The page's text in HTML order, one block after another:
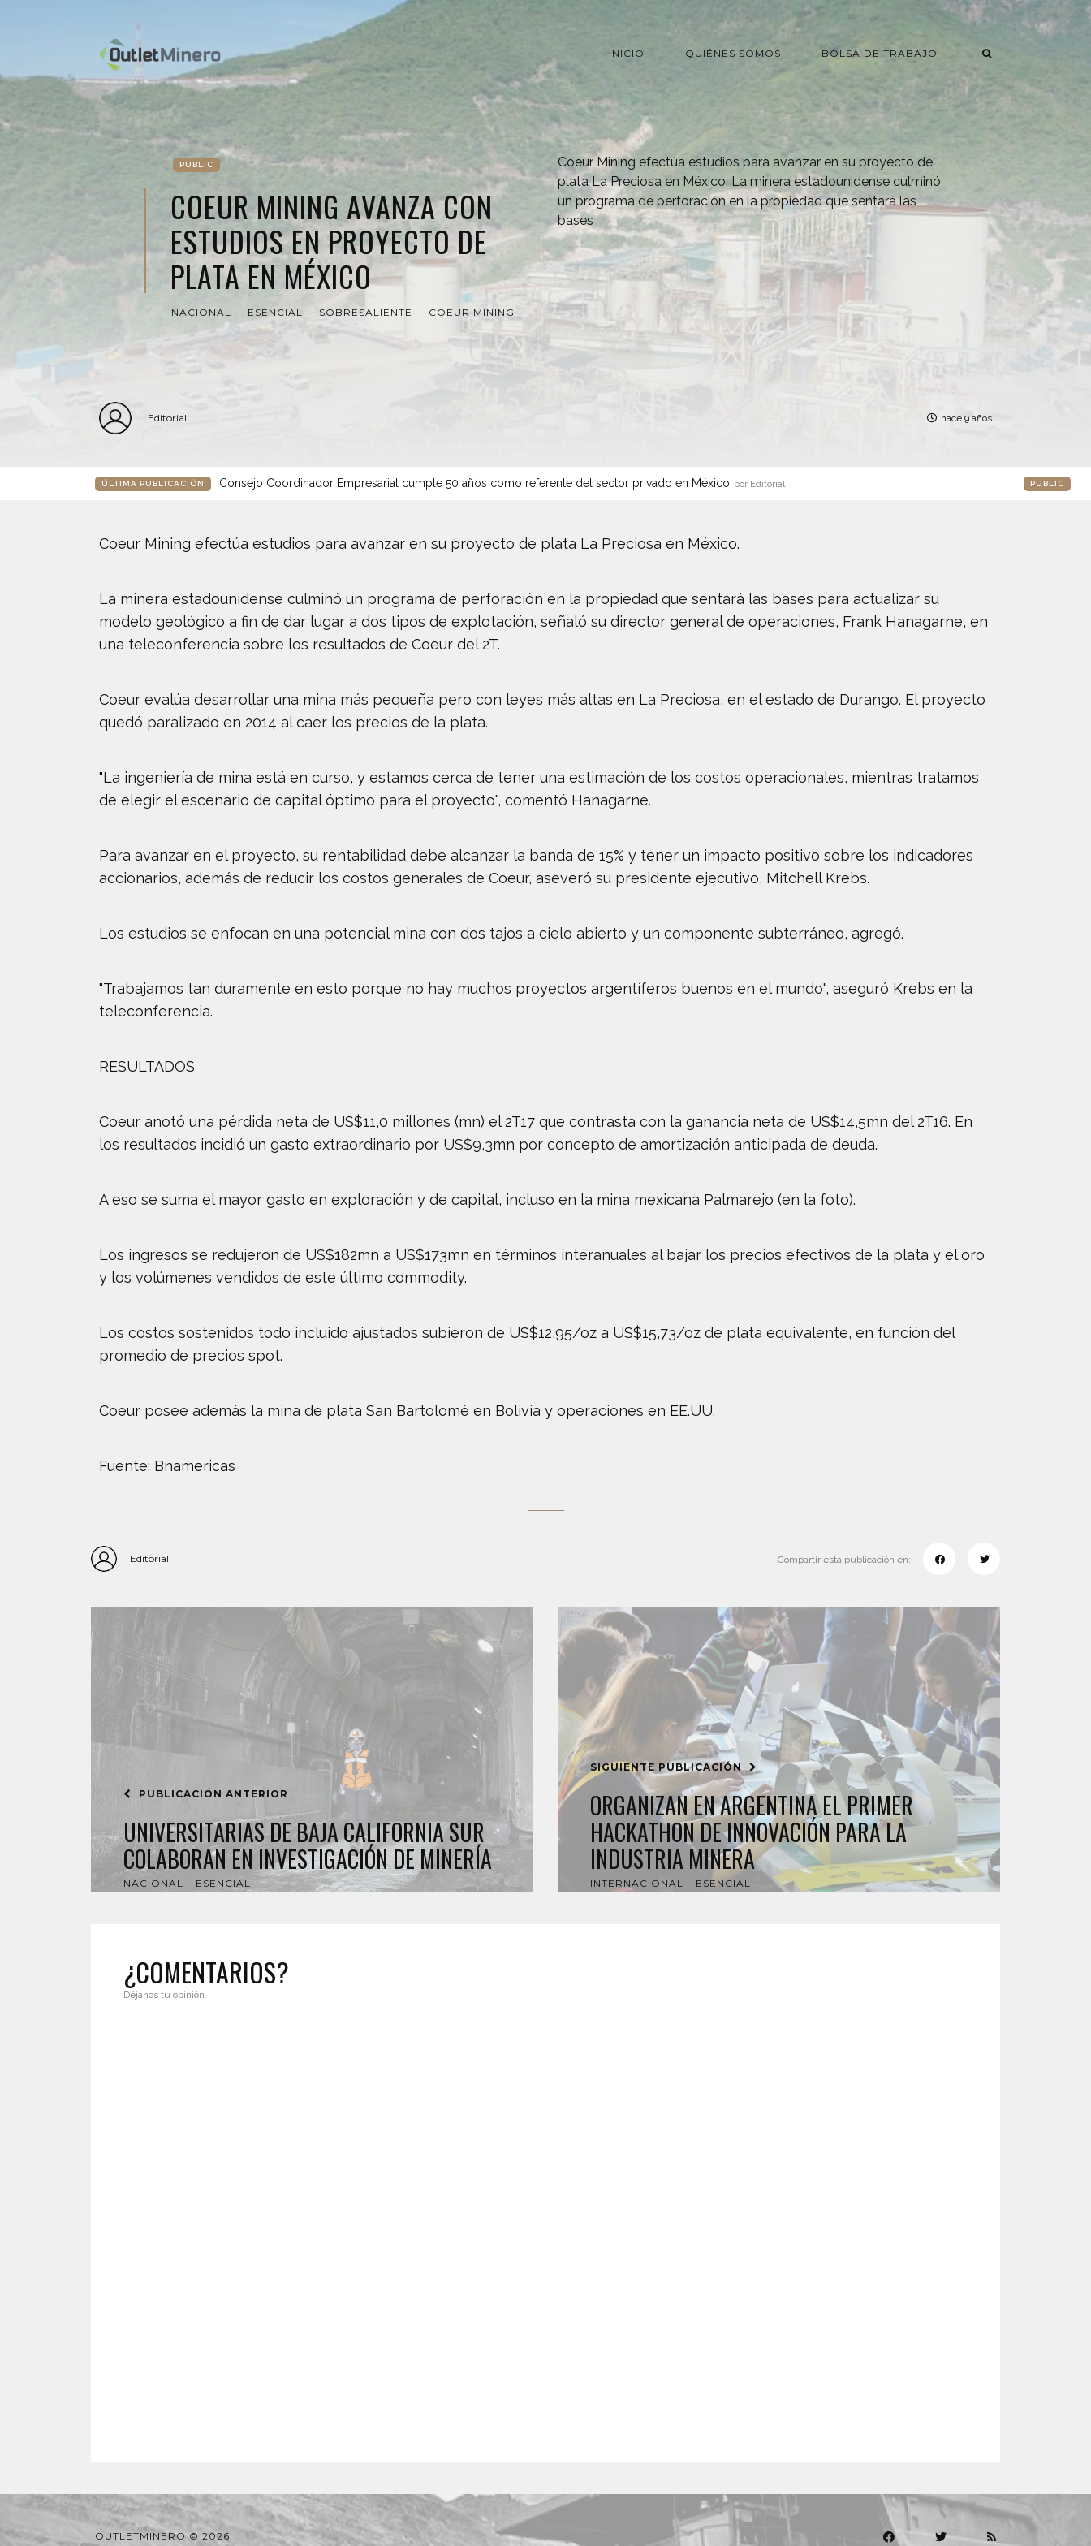
INICIO QUIÉNES SOMOS BOLSA DE TRABAJO
PUBLIC
COEUR MINING AVANZA CON
ESTUDIOS EN PROYECTO DE
PLATA EN MÉXICO
NACIONAL ESENCIAL SOBRESALIENTE COEUR MINING
Coeur Mining efectúa estudios para avanzar en su proyecto de
plata La Preciosa en México. La minera estadounidense culminó
un programa de perforación en la propiedad que sentará las
bases
Editorial hace 9 años
ÚLTIMA PUBLICACIÓN Consejo Coordinador Empresarial cumple 50 años como referente del sector privado en México por Editorial PUBLIC
Coeur Mining efectúa estudios para avanzar en su proyecto de plata La Preciosa en México.
La minera estadounidense culminó un programa de perforación en la propiedad que sentará las bases para actualizar su
modelo geológico a fin de dar lugar a dos tipos de explotación, señaló su director general de operaciones, Frank Hanagarne, en
una teleconferencia sobre los resultados de Coeur del 2T.
Coeur evalúa desarrollar una mina más pequeña pero con leyes más altas en La Preciosa, en el estado de Durango. El proyecto
quedó paralizado en 2014 al caer los precios de la plata.
"La ingeniería de mina está en curso, y estamos cerca de tener una estimación de los costos operacionales, mientras tratamos
de elegir el escenario de capital óptimo para el proyecto", comentó Hanagarne.
Para avanzar en el proyecto, su rentabilidad debe alcanzar la banda de 15% y tener un impacto positivo sobre los indicadores
accionarios, además de reducir los costos generales de Coeur, aseveró su presidente ejecutivo, Mitchell Krebs.
Los estudios se enfocan en una potencial mina con dos tajos a cielo abierto y un componente subterráneo, agregó.
"Trabajamos tan duramente en esto porque no hay muchos proyectos argentíferos buenos en el mundo", aseguró Krebs en la
teleconferencia.
RESULTADOS
Coeur anotó una pérdida neta de US$11,0 millones (mn) el 2T17 que contrasta con la ganancia neta de US$14,5mn del 2T16. En
los resultados incidió un gasto extraordinario por US$9,3mn por concepto de amortización anticipada de deuda.
A eso se suma el mayor gasto en exploración y de capital, incluso en la mina mexicana Palmarejo (en la foto).
Los ingresos se redujeron de US$182mn a US$173mn en términos interanuales al bajar los precios efectivos de la plata y el oro
y los volúmenes vendidos de este último commodity.
Los costos sostenidos todo incluido ajustados subieron de US$12,95/oz a US$15,73/oz de plata equivalente, en función del
promedio de precios spot.
Coeur posee además la mina de plata San Bartolomé en Bolivia y operaciones en EE.UU.
Fuente: Bnamericas
Editorial Compartir esta publicación en:
PUBLICACIÓN ANTERIOR
UNIVERSITARIAS DE BAJA CALIFORNIA SUR
COLABORAN EN INVESTIGACIÓN DE MINERÍA
NACIONAL ESENCIAL
SIGUIENTE PUBLICACIÓN
ORGANIZAN EN ARGENTINA EL PRIMER
HACKATHON DE INNOVACIÓN PARA LA
INDUSTRIA MINERA
INTERNACIONAL ESENCIAL
¿COMENTARIOS?
Déjanos tu opinión.
OUTLETMINERO © 2026.